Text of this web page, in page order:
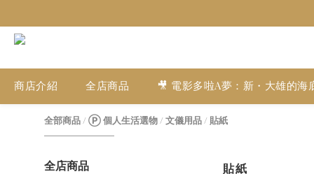
商店介紹 全店商品 🎥 電影多啦A夢：新・大雄的海
全部商品 / Ⓟ 個人生活選物 / 文儀用品 / 貼紙
全店商品
貼紙